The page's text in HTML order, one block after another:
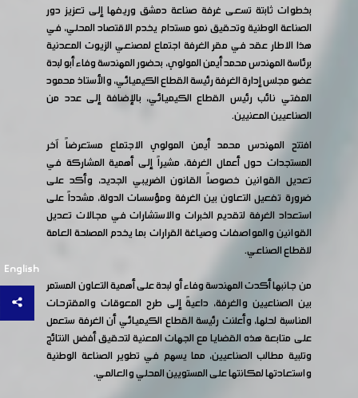
English
بخطوات ثابتة تسعى غرفة صناعة دمشق وريفها إلى تعزيز دور
الصناعة الوطنية وتحقيق نمو مستدام يخدم الاقتصاد المحلي، في
هذا الاطار عقد في مقر الغرفة اجتماع لمصنعي الزيوت المعدنية
برئاسة المهندس محمد أيمن المولوي، بحضور المهندسة وفاء أبو لبدة
عضو مجلس إدارة الغرفة رئيسة القطاع الكيميائي، والأستاذ محمود
المفتي نائب رئيس القطاع الكيميائي، بالإضافة إلى عدد من
الصناعيين المعنيين.
افتتح المهندس محمد أيمن المولوي الاجتماع مستعرضاً آخر
المستجدات حول أعمال الغرفة، مشيراً إلى أهمية المشاركة في
تعديل القوانين خصوصاً القانون الضريبي الجديد، وأكد على
ضرورة تفعيل التعاون بين الغرفة ومؤسسات الدولة، مشدداً على
استعداد الغرفة لتقديم الخبرات والاستشارات في مجالات تعديل
القوانين والمواصفات وصياغة القرارات بما يخدم المصلحة العامة
للقطاع الصناعي.
من جانبها أكدت المهندسة وفاء أو لبدة على أهمية التعاون المستمر
بين الصناعيين والغرفة، داعيةً إلى طرح المعوقات والمقترحات
المناسبة لحلها، وأعلنت رئيسة القطاع الكيميائي أن الغرفة ستعمل
على متابعة هذه القضايا مع الجهات المعنية لتحقيق أفضل النتائج
وتلبية مطالب الصناعيين، مما يسهم في تطوير الصناعة الوطنية
واستعادتها لمكانتها على المستويين المحلي والعالمي.